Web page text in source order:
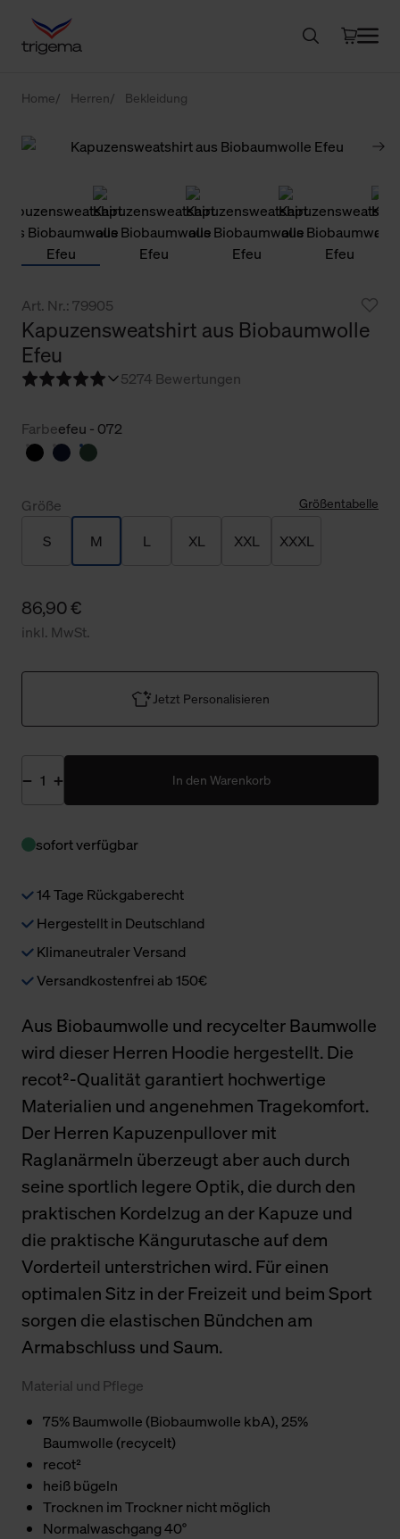
Home Herren Bekleidung
Art. Nr.: 79905
Kapuzensweatshirt aus Biobaumwolle
Efeu
5274 Bewertungen
Farbeefeu - 072
Größe Größentabelle
S M L XL XXL XXXL
86,90 €
inkl. MwSt.
Jetzt Personalisieren
In den Warenkorb
sofort verfügbar
14 Tage Rückgaberecht
Hergestellt in Deutschland
Klimaneutraler Versand
Versandkostenfrei ab 150€
Aus Biobaumwolle und recycelter Baumwolle
wird dieser Herren Hoodie hergestellt. Die
recot²-Qualität garantiert hochwertige
Materialien und angenehmen Tragekomfort.
Der Herren Kapuzenpullover mit
Raglanärmeln überzeugt aber auch durch
seine sportlich legere Optik, die durch den
praktischen Kordelzug an der Kapuze und
die praktische Kängurutasche auf dem
Vorderteil unterstrichen wird. Für einen
optimalen Sitz in der Freizeit und beim Sport
sorgen die elastischen Bündchen am
Armabschluss und Saum.
Material und Pflege
75% Baumwolle (Biobaumwolle kbA), 25%
Baumwolle (recycelt)
recot²
heiß bügeln
Trocknen im Trockner nicht möglich
Normalwaschgang 40°